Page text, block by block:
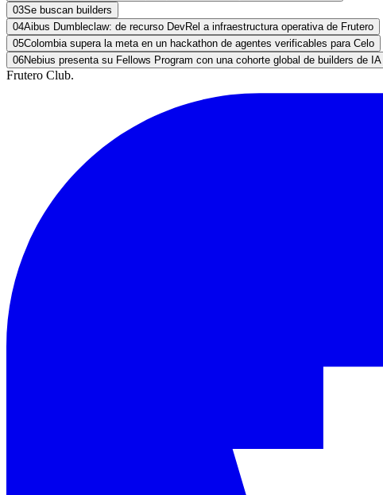
03Se buscan builders
04Aibus Dumbleclaw: de recurso DevRel a infraestructura operativa de Frutero
05Colombia supera la meta en un hackathon de agentes verificables para Celo
06Nebius presenta su Fellows Program con una cohorte global de builders de IA
Frutero Club.